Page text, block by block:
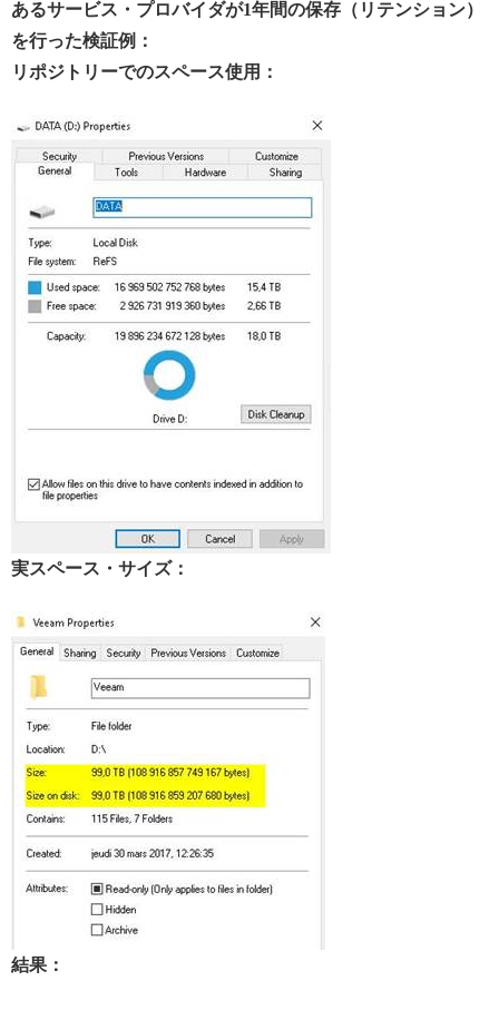
あるサービス・プロバイダが1年間の保存（リテンション）
を行った検証例：
リポジトリーでのスペース使用：
実スペース・サイズ：
結果：